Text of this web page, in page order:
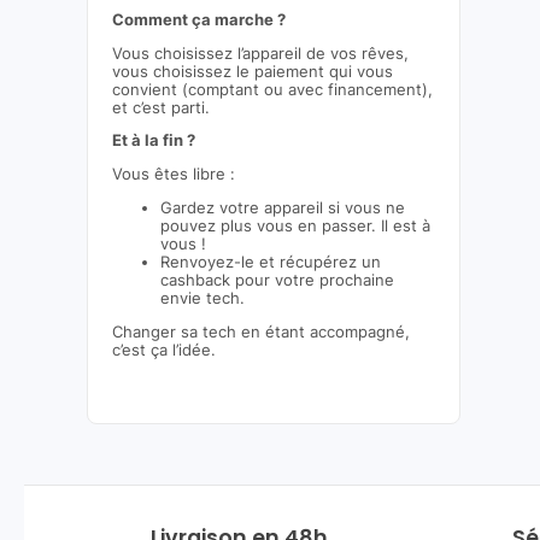
Comment ça marche ?
Vous choisissez l’appareil de vos rêves,
vous choisissez le paiement qui vous
convient (comptant ou avec financement),
et c’est parti.
Et à la fin ?
Vous êtes libre :
Gardez votre appareil si vous ne
pouvez plus vous en passer. Il est à
vous !
Renvoyez-le et récupérez un
cashback pour votre prochaine
envie tech.
Changer sa tech en étant accompagné,
c’est ça l’idée.